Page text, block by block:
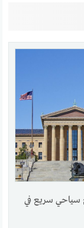
سياحي سريع في